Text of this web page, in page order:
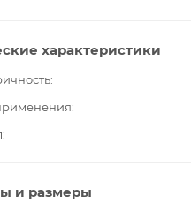
характеристики
и размеры